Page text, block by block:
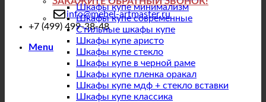
info@mebel-artmaster.ru
+7 (499) 499-38-48
Menu
Шкафы купе минимализм
Шкафы купе современные
Стильные шкафы купе
Шкафы купе аристо
Шкафы купе стекло
Шкафы купе в черной раме
Шкафы купе пленка оракал
Шкафы купе мдф + стекло вставки
Шкафы купе классика